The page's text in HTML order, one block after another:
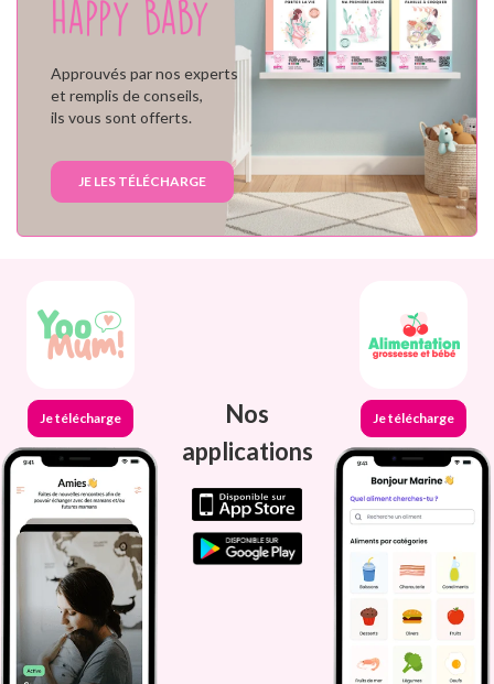
Happy Baby
Approuvés par nos experts
et remplis de conseils,
ils vous sont offerts.
JE LES TÉLÉCHARGE
Je télécharge
Nos
applications
Je télécharge